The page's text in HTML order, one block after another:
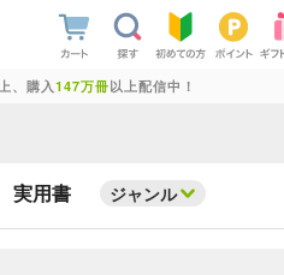
、購入 147万冊以上配信中！
実用書 ジャンル